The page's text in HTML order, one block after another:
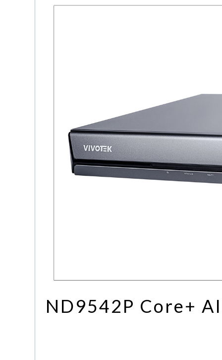
ND9542P Core+